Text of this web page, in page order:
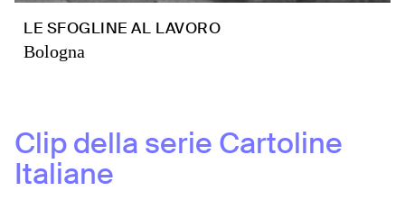
LE SFOGLINE AL LAVORO
Bologna
Clip della serie Cartoline
Italiane